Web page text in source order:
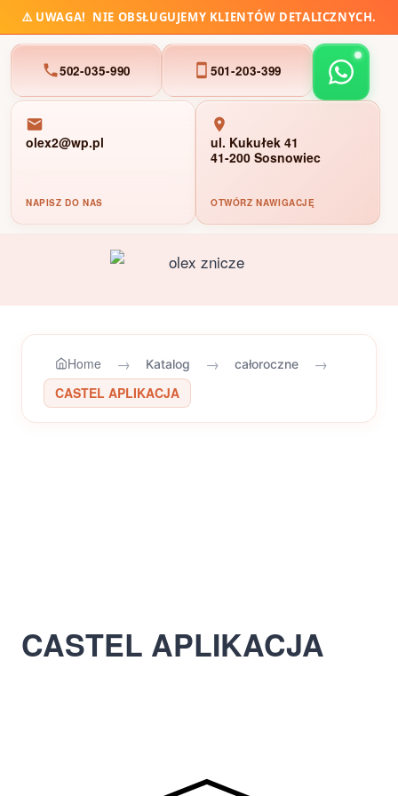
⚠️ UWAGA! NIE OBSŁUGUJEMY KLIENTÓW DETALICZNYCH.
502-035-990 501-203-399
olex2@wp.pl
NAPISZ DO NAS
ul. Kukułek 41
41-200 Sosnowiec
OTWÓRZ NAWIGACJĘ
Home → Katalog → całoroczne →
CASTEL APLIKACJA
CASTEL APLIKACJA